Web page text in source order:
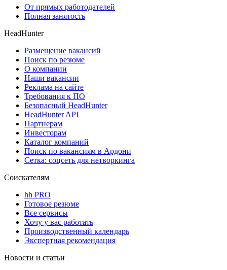
От прямых работодателей
Полная занятость
HeadHunter
Размещение вакансий
Поиск по резюме
О компании
Наши вакансии
Реклама на сайте
Требования к ПО
Безопасный HeadHunter
HeadHunter API
Партнерам
Инвесторам
Каталог компаний
Поиск по вакансиям в Ардони
Сетка: соцсеть для нетворкинга
Соискателям
hh PRO
Готовое резюме
Все сервисы
Хочу у вас работать
Производственный календарь
Экспертная рекомендация
Новости и статьи